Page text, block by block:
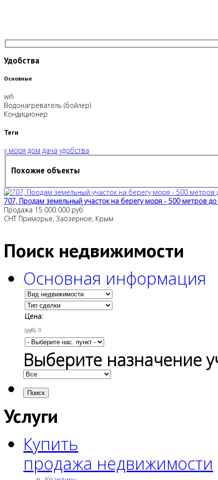
Удобства
Основные
wifi
Водонагреватель (бойлер)
Кондиционер
Теги
у моря дом дача удобства
Похожие объекты
707, Продам земельный участок на берегу моря - 500 метров
Продажа 15 000 000 руб
СНТ Приморье, Заозерное, Крым
Поиск недвижимости
Основная информация
Цена:
(руб). 0
Выберите назначение
Поиск
Услуги
Купить
продажа недвижимости